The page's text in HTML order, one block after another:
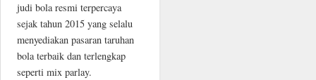
judi bola resmi terpercaya
sejak tahun 2015 yang selalu
menyediakan pasaran taruhan
bola terbaik dan terlengkap
seperti mix parlay.